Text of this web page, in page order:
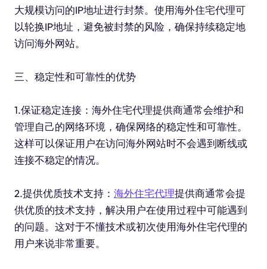
大规模访问的IP地址进行封禁。使用海外住宅代理可
以轮换IP地址，避免被封禁的风险，确保持续稳定地
访问海外网站。
三、稳定性和可靠性的优势
1.保证稳定连接：海外住宅代理提供商通常会维护和
管理自己的网络环境，确保网络的稳定性和可靠性。
这样可以保证用户在访问海外网站时不会遇到断线或
连接不稳定的情况。
2.提供优质技术支持： 海外住宅代理提供商通常会提
供优质的技术支持，解决用户在使用过程中可能遇到
的问题。这对于不懂技术或初次使用海外住宅代理的
用户来说非常重要。